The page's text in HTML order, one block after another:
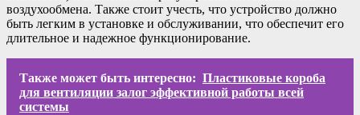
воздухообмена. Также стоит учесть, что устройство должно
быть легким в установке и обслуживании, что обеспечит его
длительное и надежное функционирование.
Также может быть интересно: Пластиковые короба
для вентиляции залог эффективной работы всей
системы